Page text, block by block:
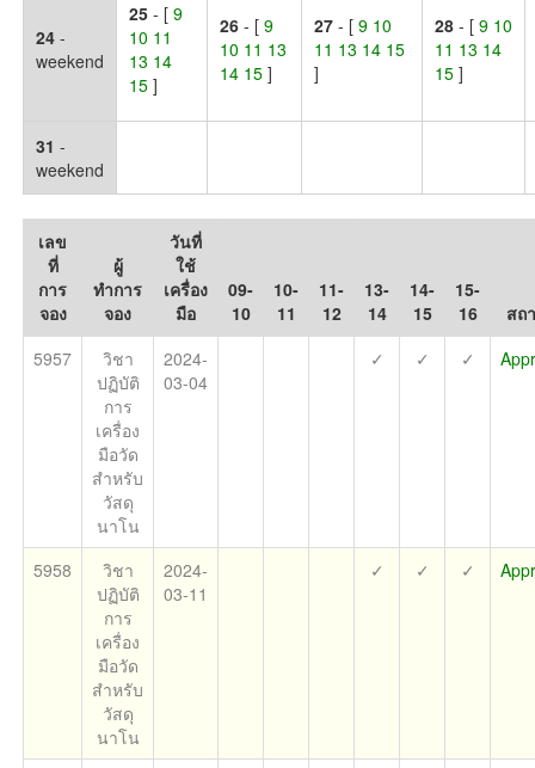
24 -
weekend
25 - [9
10 11
13 14
15]
26 - [9
10 11 13
14 15]
27 - [9 10
11 13 14 15
]
28 - [9 10
11 13 14
15]
31 -
weekend
เลข
ที่
การ
จอง
ผู้
ทำการ
จอง
วันที่
ใช้
เครื่อง
มือ
09-
10
10-
11
11-
12
13-
14
14-
15
15-
16
สถ
5957
วิชา
ปฏิบัติ
การ
เครื่อง
มือวัด
สำหรับ
วัสดุ
นาโน
2024-
03-04
✓ ✓ ✓
5958
วิชา
ปฏิบัติ
การ
เครื่อง
มือวัด
สำหรับ
วัสดุ
นาโน
2024-
03-11
✓ ✓ ✓